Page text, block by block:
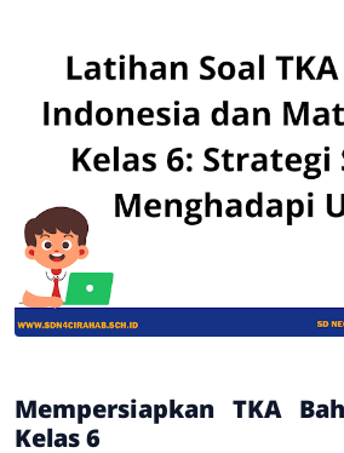
Mempersiapkan TKA
Kelas 6